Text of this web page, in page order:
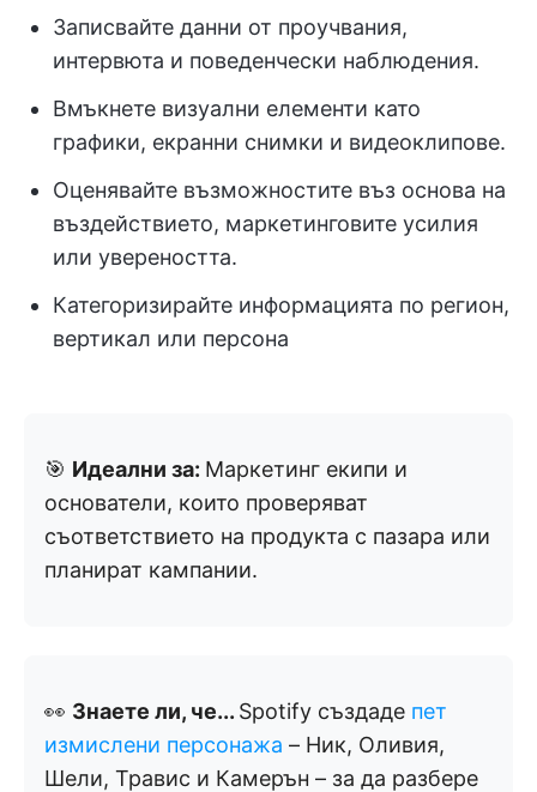
Записвайте данни от проучвания,
интервюта и поведенчески наблюдения.
Вмъкнете визуални елементи като
графики, екранни снимки и видеоклипове.
Оценявайте възможностите въз основа на
въздействието, маркетинговите усилия
или увереността.
Категоризирайте информацията по регион,
вертикал или персона
🎯 Идеални за: Маркетинг екипи и
основатели, които проверяват
съответствието на продукта с пазара или
планират кампании.
👀 Знаете ли, че... Spotify създаде пет
измислени персонажа – Ник, Оливия,
Шели, Травис и Камерън – за да разбере